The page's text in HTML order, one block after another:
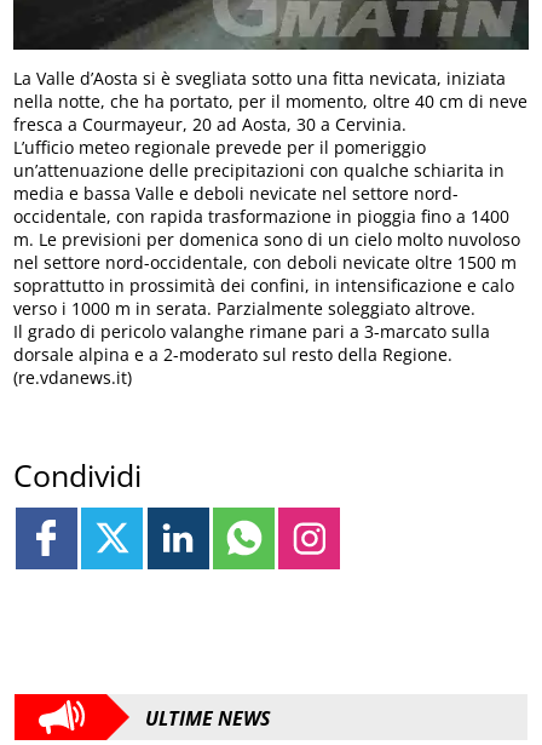
La Valle d’Aosta si è svegliata sotto una fitta nevicata, iniziata
nella notte, che ha portato, per il momento, oltre 40 cm di neve
fresca a Courmayeur, 20 ad Aosta, 30 a Cervinia.
L’ufficio meteo regionale prevede per il pomeriggio
un’attenuazione delle precipitazioni con qualche schiarita in
media e bassa Valle e deboli nevicate nel settore nord-
occidentale, con rapida trasformazione in pioggia fino a 1400
m. Le previsioni per domenica sono di un cielo molto nuvoloso
nel settore nord-occidentale, con deboli nevicate oltre 1500 m
soprattutto in prossimità dei confini, in intensificazione e calo
verso i 1000 m in serata. Parzialmente soleggiato altrove.
Il grado di pericolo valanghe rimane pari a 3-marcato sulla
dorsale alpina e a 2-moderato sul resto della Regione.
(re.vdanews.it)
Condividi
ULTIME NEWS